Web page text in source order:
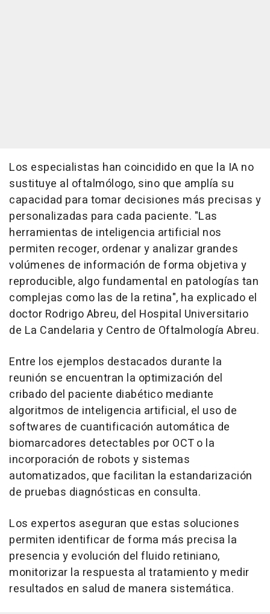
Los especialistas han coincidido en que la IA no
sustituye al oftalmólogo, sino que amplía su
capacidad para tomar decisiones más precisas y
personalizadas para cada paciente. "Las
herramientas de inteligencia artificial nos
permiten recoger, ordenar y analizar grandes
volúmenes de información de forma objetiva y
reproducible, algo fundamental en patologías tan
complejas como las de la retina", ha explicado el
doctor Rodrigo Abreu, del Hospital Universitario
de La Candelaria y Centro de Oftalmología Abreu.
Entre los ejemplos destacados durante la
reunión se encuentran la optimización del
cribado del paciente diabético mediante
algoritmos de inteligencia artificial, el uso de
softwares de cuantificación automática de
biomarcadores detectables por OCT o la
incorporación de robots y sistemas
automatizados, que facilitan la estandarización
de pruebas diagnósticas en consulta.
Los expertos aseguran que estas soluciones
permiten identificar de forma más precisa la
presencia y evolución del fluido retiniano,
monitorizar la respuesta al tratamiento y medir
resultados en salud de manera sistemática.